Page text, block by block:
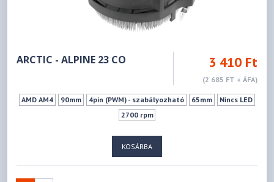
ARCTIC - ALPINE 23 CO 3 410 Ft
(2 685 FT + ÁFA)
AMD AM4 90mm 4pin (PWM) - szabályozható 65mm
Nincs LED
2700 rpm
KOSÁRBA